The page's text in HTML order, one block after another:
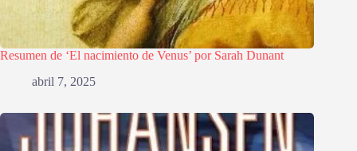
Resumen de ‘El nacimiento de Venus’ por Sarah Dunant
abril 7, 2025